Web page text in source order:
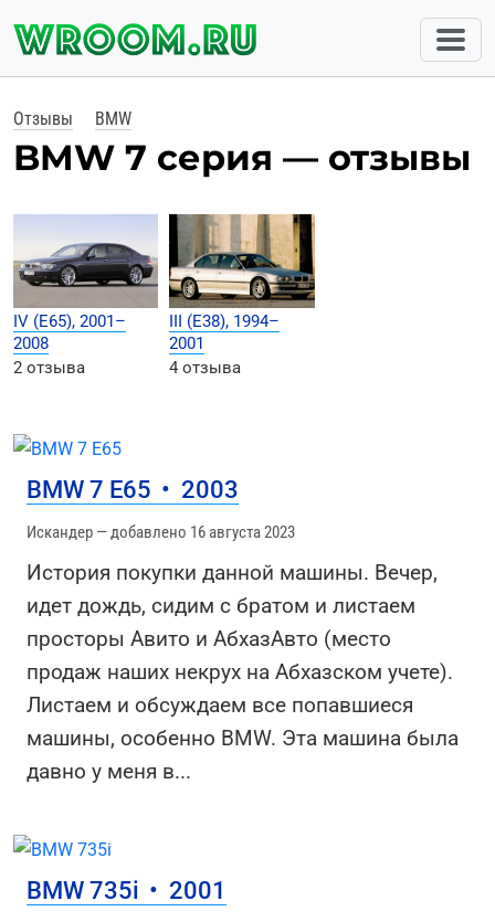
Отзывы BMW
BMW 7 серия — отзывы
IV (E65), 2001–
2008
2 отзыва
III (E38), 1994–
2001
4 отзыва
BMW 7 E65 • 2003
Искандер — добавлено 16 августа 2023
История покупки данной машины. Вечер,
идет дождь, сидим с братом и листаем
просторы Авито и АбхазАвто (место
продаж наших некрух на Абхазском учете).
Листаем и обсуждаем все попавшиеся
машины, особенно BMW. Эта машина была
давно у меня в...
BMW 735i • 2001